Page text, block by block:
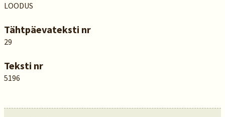
LOODUS
Tähtpäevateksti nr
29
Teksti nr
5196